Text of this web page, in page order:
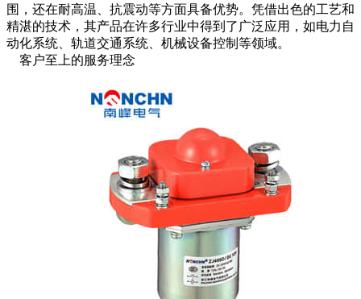
围，还在耐高温、抗震动等方面具备优势。凭借出色的工艺和
精湛的技术，其产品在许多行业中得到了广泛应用，如电力自
动化系统、轨道交通系统、机械设备控制等领域。
客户至上的服务理念